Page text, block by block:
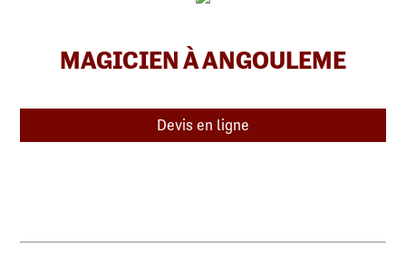
MAGICIEN À ANGOULEME
Devis en ligne